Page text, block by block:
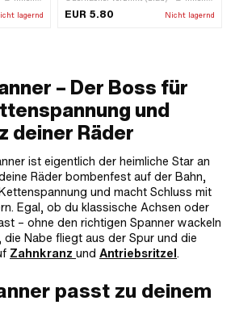
lagernd
11.6 mm · Tomos OEM-Nr.: 209212
EUR 5.80 Nicht lagernd
– Der Boss für
und
deiner Räder
ist eigentlich der heimliche Star an
Räder bombenfest auf der Bahn,
und macht Schluss mit
Egal, ob du klassische Achsen oder
– ohne den richtigen Spanner wackeln
Nabe fliegt aus der Spur und die
Zahnkranz und Antriebsritzel.
passt zu deinem